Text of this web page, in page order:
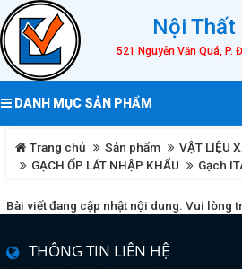
Nội Thất
521 Nguyễn Văn Quá, P.
DANH MỤC SẢN PHẨM
Trang chủ Sản phẩm
VẬT LIỆU
GẠCH ỐP LÁT NHẬP KHẨU
Gạch
Bài viết đang cập nhật nội dung. Vui lòng
THÔNG TIN LIÊN HỆ